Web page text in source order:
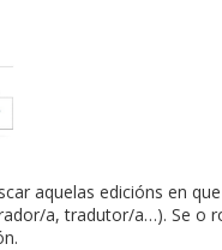
aquelas edicións en que
a, tradutor/a…). Se o